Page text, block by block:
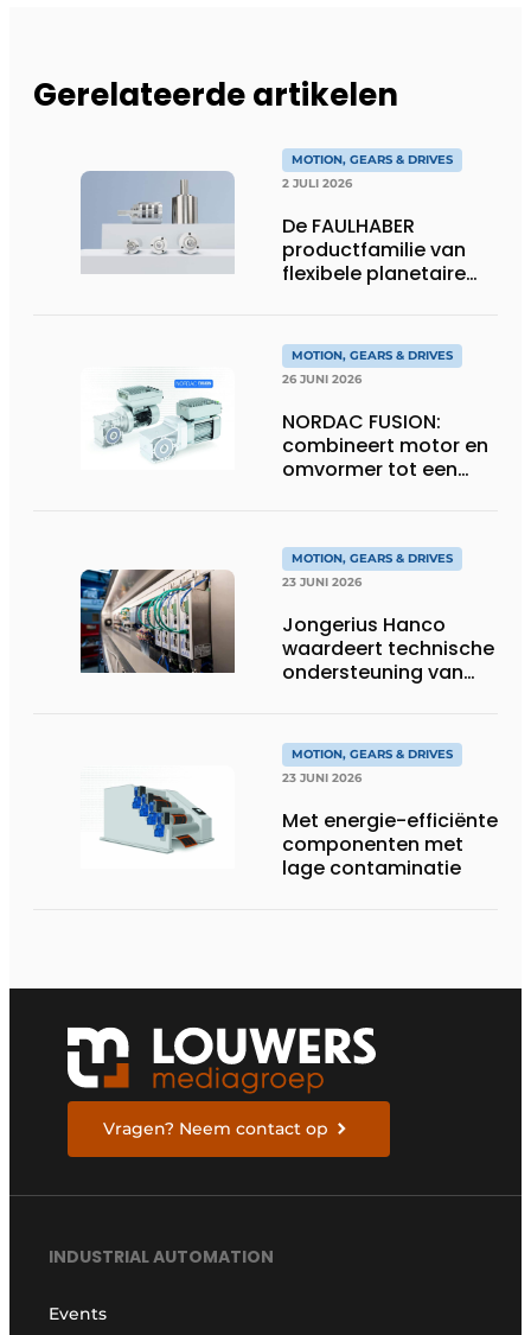
Gerelateerde artikelen
MOTION, GEARS & DRIVES
2 JULI 2026
De FAULHABER
productfamilie van
flexibele planetaire
MOTION, GEARS & DRIVES
26 JUNI 2026
NORDAC FUSION:
combineert motor en
omvormer tot een
eenheid
MOTION, GEARS & DRIVES
23 JUNI 2026
Jongerius Hanco
waardeert technische
ondersteuning van
MOTION, GEARS & DRIVES
23 JUNI 2026
Met energie-efficiënte
componenten met
lage contaminatie
Vragen? Neem contact op
INDUSTRIAL AUTOMATION
Events